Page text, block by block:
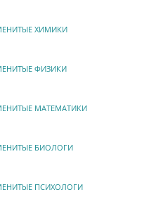
ХИМИКИ
ФИЗИКИ
МАТЕМАТИКИ
БИОЛОГИ
ПСИХОЛОГИ